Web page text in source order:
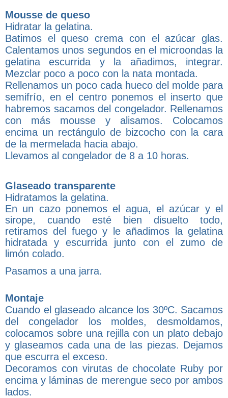
Mousse de queso
Hidratar la gelatina.
Batimos el queso crema con el azúcar glas.
Calentamos unos segundos en el microondas la
gelatina escurrida y la añadimos, integrar.
Mezclar poco a poco con la nata montada.
Rellenamos un poco cada hueco del molde para
semifrío, en el centro ponemos el inserto que
habremos sacamos del congelador. Rellenamos
con más mousse y alisamos. Colocamos
encima un rectángulo de bizcocho con la cara
de la mermelada hacia abajo.
Llevamos al congelador de 8 a 10 horas.
Glaseado transparente
Hidratamos la gelatina.
En un cazo ponemos el agua, el azúcar y el
sirope, cuando esté bien disuelto todo,
retiramos del fuego y le añadimos la gelatina
hidratada y escurrida junto con el zumo de
limón colado.
Pasamos a una jarra.
Montaje
Cuando el glaseado alcance los 30ºC. Sacamos
del congelador los moldes, desmoldamos,
colocamos sobre una rejilla con un plato debajo
y glaseamos cada una de las piezas. Dejamos
que escurra el exceso.
Decoramos con virutas de chocolate Ruby por
encima y láminas de merengue seco por ambos
lados.